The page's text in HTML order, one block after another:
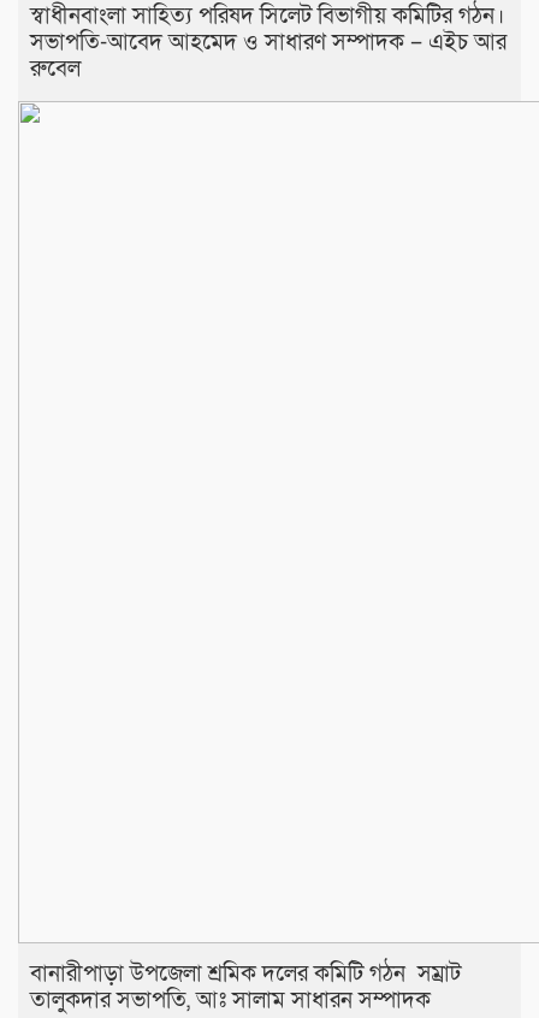
স্বাধীনবাংলা সাহিত্য পরিষদ সিলেট বিভাগীয় কমিটির গঠন।
সভাপতি-আবেদ আহমেদ ও সাধারণ সম্পাদক – এইচ আর
রুবেল
বানারীপাড়া উপজেলা শ্রমিক দলের কমিটি গঠন সম্রাট
তালুকদার সভাপতি, আঃ সালাম সাধারন সম্পাদক